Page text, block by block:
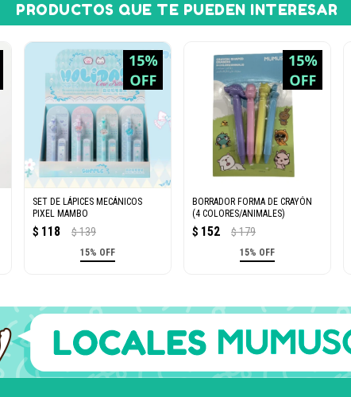
PRODUCTOS QUE TE PUEDEN INTERESAR
SET DE LÁPICES MECÁNICOS
PIXEL MAMBO
$ 118 $ 139
15% OFF
BORRADOR FORMA DE CRAYÓN
(4 COLORES/ANIMALES)
$ 152 $ 179
15% OFF